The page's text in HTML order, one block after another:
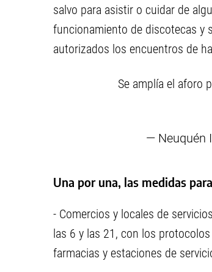
salvo para asistir o cuidar de
funcionamiento de discotecas y
autorizados los encuentros de
Se amplía el aforo
— Neuquén
Una por una, las medidas
- Comercios y locales de
las 6 y las 21, con los
farmacias y estaciones de